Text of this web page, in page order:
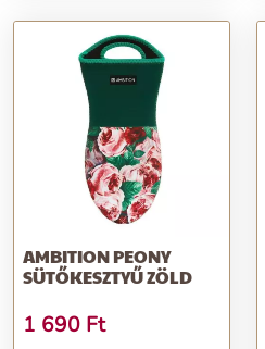
AMBITION PEONY
SÜTŐKESZTYŰ ZÖLD
1 690 Ft